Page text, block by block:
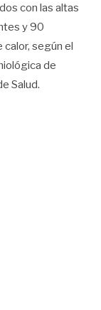
con las altas
y 90
según el
de
Salud.